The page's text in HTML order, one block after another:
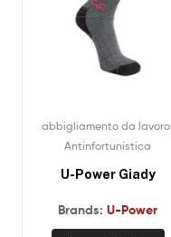
abbigliamento da lavoro
Antinfortunistica
U-Power Giady
Brands: U-Power